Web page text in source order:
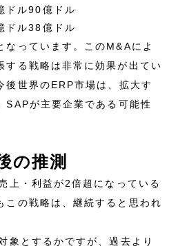
ドル90億ドル
ドル38億ドル
なっています。このM&Aによ
する戦略は非常に効果が出てい
後世界のERP市場は、拡大す
SAPが主要企業である可能性
の推測
上・利益が2倍超になっている
この戦略は、継続すると思われ
象とするかですが、過去より